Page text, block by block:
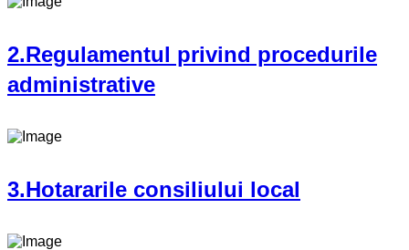
2.Regulamentul privind procedurile
administrative
3.Hotararile consiliului local